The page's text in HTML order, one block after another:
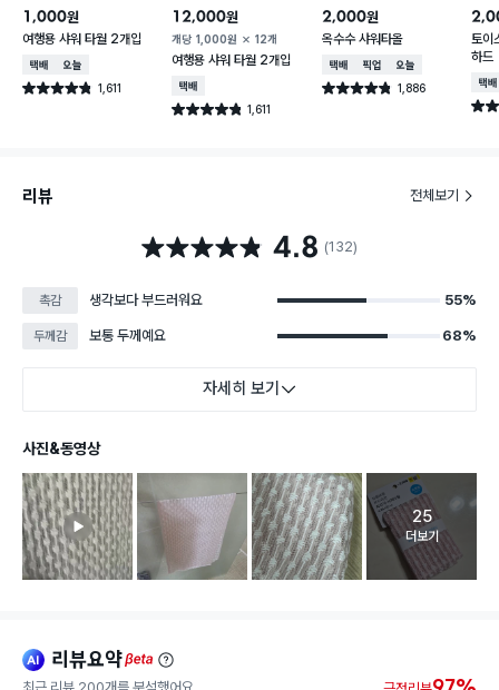
1,000원
여행용 샤워 타월 2개입
택배배송오늘배송
별점 4.8점 1,611
건 작성
12,000원
개당 1,000원 12개
여행용 샤워 타월 2개입
택배배송
별점 4.8점 1,611
건 작성
2,000원
옥수수 샤워타올
택배배송매장픽업오늘배송
별점 4.8점 1,886
건 작성
토이
하드
택배
별점
리뷰 전체보기
별점 4.8점 4.8 (132)
촉감 생각보다 부드러워요 55%
두께감 보통 두께예요 68%
자세히 보기
사진&동영상
고객 리뷰
25
더보기
ai 리뷰요약beta